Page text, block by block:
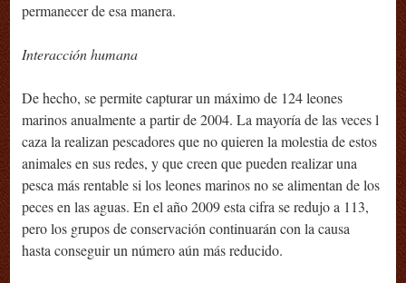
permanecer de esa manera.
Interacción humana
De hecho, se permite capturar un máximo de 124 leones
marinos anualmente a partir de 2004. La mayoría de las veces l
caza la realizan pescadores que no quieren la molestia de estos
animales en sus redes, y que creen que pueden realizar una
pesca más rentable si los leones marinos no se alimentan de los
peces en las aguas. En el año 2009 esta cifra se redujo a 113,
pero los grupos de conservación continuarán con la causa
hasta conseguir un número aún más reducido.